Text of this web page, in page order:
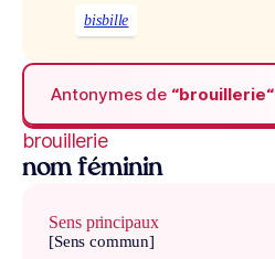
bisbille
Antonymes de “brouillerie“
brouillerie
nom féminin
Sens principaux
[Sens commun]